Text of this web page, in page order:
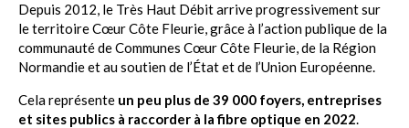
Depuis 2012, le Très Haut Débit arrive progressivement sur
le territoire Cœur Côte Fleurie, grâce à l’action publique de la
communauté de Communes Cœur Côte Fleurie, de la Région
Normandie et au soutien de l’État et de l’Union Européenne.
Cela représente un peu plus de 39 000 foyers, entreprises
et sites publics à raccorder à la fibre optique en 2022.